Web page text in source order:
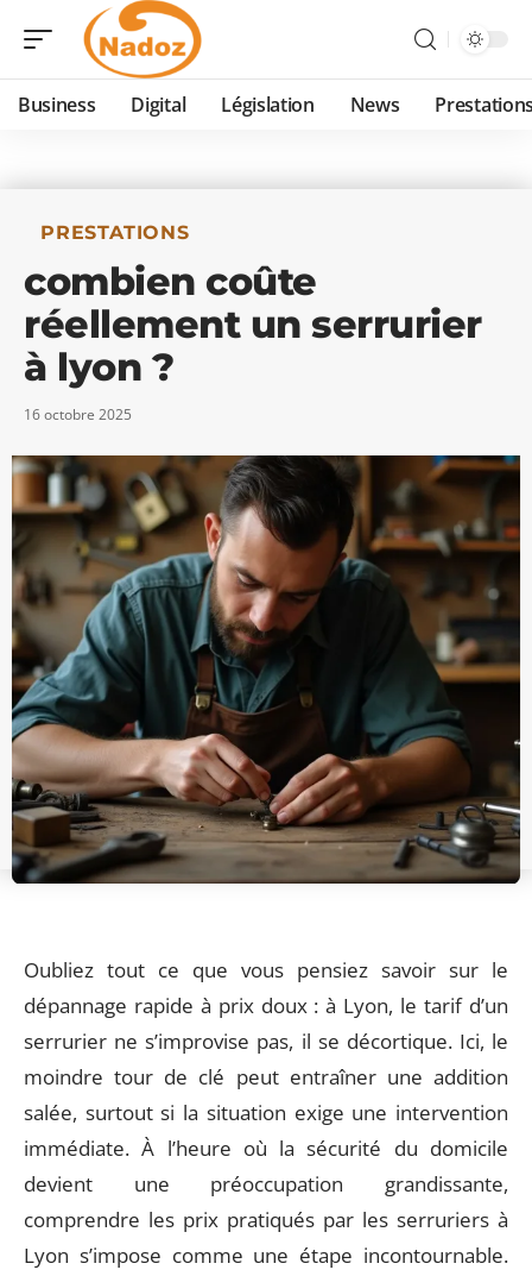
Business Digital Législation News
PRESTATIONS
combien coûte
réellement un serrurier
à lyon ?
16 octobre 2025
Oubliez tout ce que vous pensiez savoir sur le
dépannage rapide à prix doux : à Lyon, le tarif d’un
serrurier ne s’improvise pas, il se décortique. Ici, le
moindre tour de clé peut entraîner une addition
salée, surtout si la situation exige une intervention
immédiate. À l’heure où la sécurité du domicile
devient une préoccupation grandissante,
comprendre les prix pratiqués par les serruriers à
Lyon s’impose comme une étape incontournable.